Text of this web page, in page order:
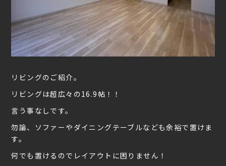
リビングのご紹介。
リビングは超広々の16.9帖！！
言う事なしです。
勿論、ソファーやダイニングテーブルなども余裕で置けま
す。
何でも置けるのでレイアウトに困りません！